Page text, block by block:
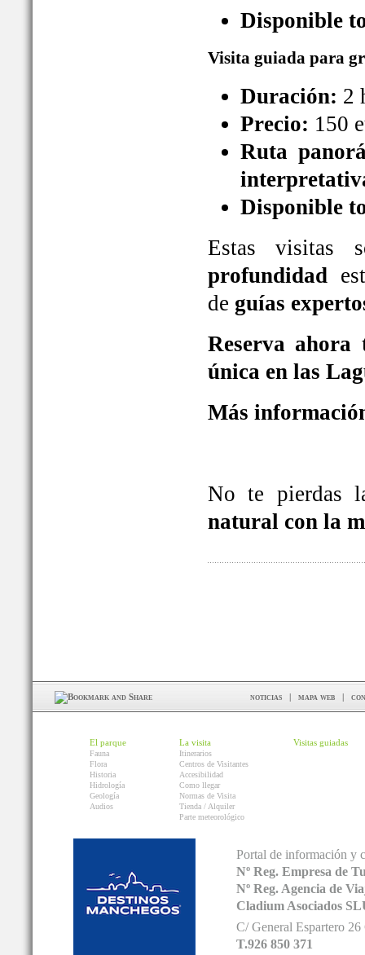
Disponible
Visita guiada para
Duración: 2
Precio: 150
Ruta
Disponible
Estas
profundidad
de guías
Reserva
única en las
Más
No te pierdas
natural con la
noticias mapa web
El parque
Fauna
Flora
Historia
Hidrología
Geología
Audios
La visita
Itinerarios
Centros de Visitantes
Accesibilidad
Como llegar
Normas de Visita
Tienda / Alquiler
Parte meteorológico
Visitas guiadas
Portal de información y
Nº Reg. Empresa de
Nº Reg. Agencia de
Cladium Asociados
C/ General Espartero
T.926 850 371